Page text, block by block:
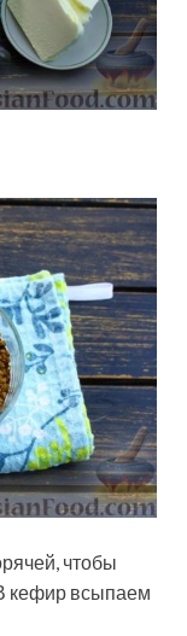
чтобы
кефир всыпаем